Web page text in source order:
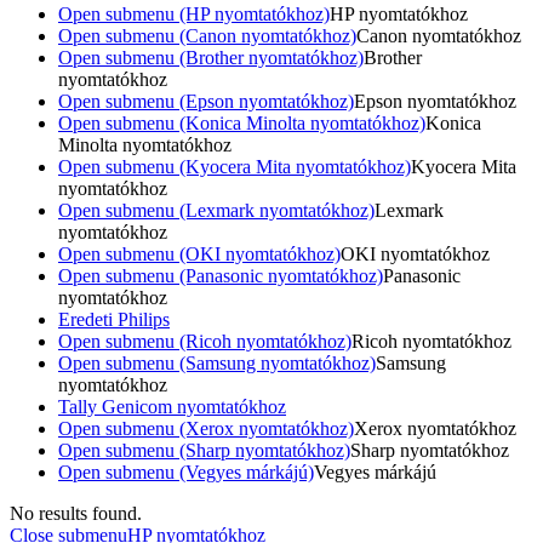
Open submenu (HP nyomtatókhoz)HP nyomtatókhoz
Open submenu (Canon nyomtatókhoz)Canon nyomtatókhoz
Open submenu (Brother nyomtatókhoz)Brother
nyomtatókhoz
Open submenu (Epson nyomtatókhoz)Epson nyomtatókhoz
Open submenu (Konica Minolta nyomtatókhoz)Konica
Minolta nyomtatókhoz
Open submenu (Kyocera Mita nyomtatókhoz)Kyocera Mita
nyomtatókhoz
Open submenu (Lexmark nyomtatókhoz)Lexmark
nyomtatókhoz
Open submenu (OKI nyomtatókhoz)OKI nyomtatókhoz
Open submenu (Panasonic nyomtatókhoz)Panasonic
nyomtatókhoz
Eredeti Philips
Open submenu (Ricoh nyomtatókhoz)Ricoh nyomtatókhoz
Open submenu (Samsung nyomtatókhoz)Samsung
nyomtatókhoz
Tally Genicom nyomtatókhoz
Open submenu (Xerox nyomtatókhoz)Xerox nyomtatókhoz
Open submenu (Sharp nyomtatókhoz)Sharp nyomtatókhoz
Open submenu (Vegyes márkájú)Vegyes márkájú
No results found.
Close submenuHP nyomtatókhoz